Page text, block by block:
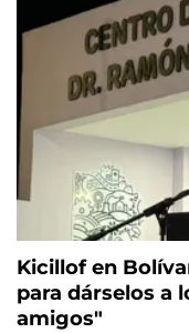
Kicillof en
para dárselos a
amigos"